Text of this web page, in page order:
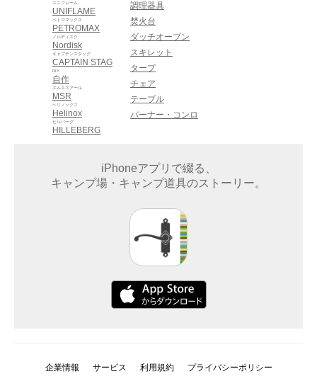
UNIFLAME
ユニフレーム
PETROMAX
ペトロマックス
Nordisk
ノルディスク
CAPTAIN STAG
キャプテンスタッグ
自作
DIY
MSR
エムエスアール
Helinox
ヘリノックス
HILLEBERG
ヒルバーグ
調理器具
焚火台
ダッチオーブン
スキレット
タープ
チェア
テーブル
バーナー・コンロ
iPhoneアプリで綴る、
キャンプ場・キャンプ道具のストーリー。
企業情報 サービス 利用規約 プライバシーポリシー